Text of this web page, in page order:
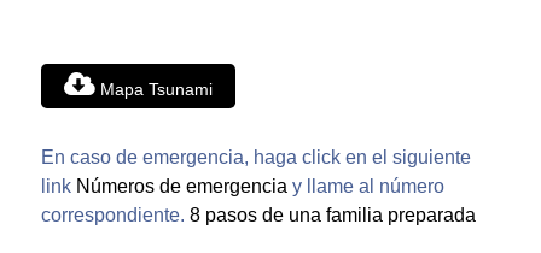
Mapa Tsunami
En caso de emergencia, haga click en el siguiente
link Números de emergencia y llame al número
correspondiente. 8 pasos de una familia preparada